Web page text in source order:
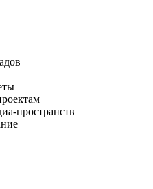
пространств